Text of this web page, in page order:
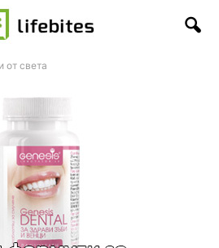
от света